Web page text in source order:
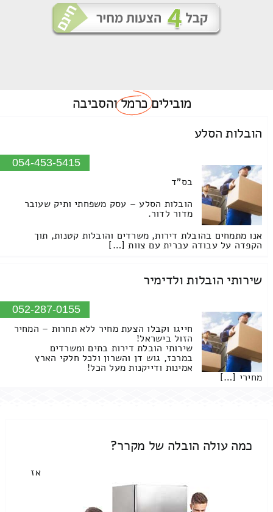
מוביליםכרמלוהסביבה
הובלות הסלע
054-453-5415
בס"ד
הובלות הסלע – עסק משפחתי ותיק שעובר
מדור לדור.
אנו מתמחים בהובלת דירות, משרדים והובלות קטנות, תוך
הקפדה על עבודה עברית עם צוות […]
שירותי הובלות ולדימיר
052-287-0155
חייגו וקבלו הצעת מחיר ללא תחרות – המחיר
הזול בישראל!
שירותי הובלת דירות בתים ומשרדים
במרכז, גוש דן והשרון ולכל חלקי הארץ
אמינות ודייקנות מעל הכל!
מחירי […]
כמה עולה הובלה של מקרר?
אז